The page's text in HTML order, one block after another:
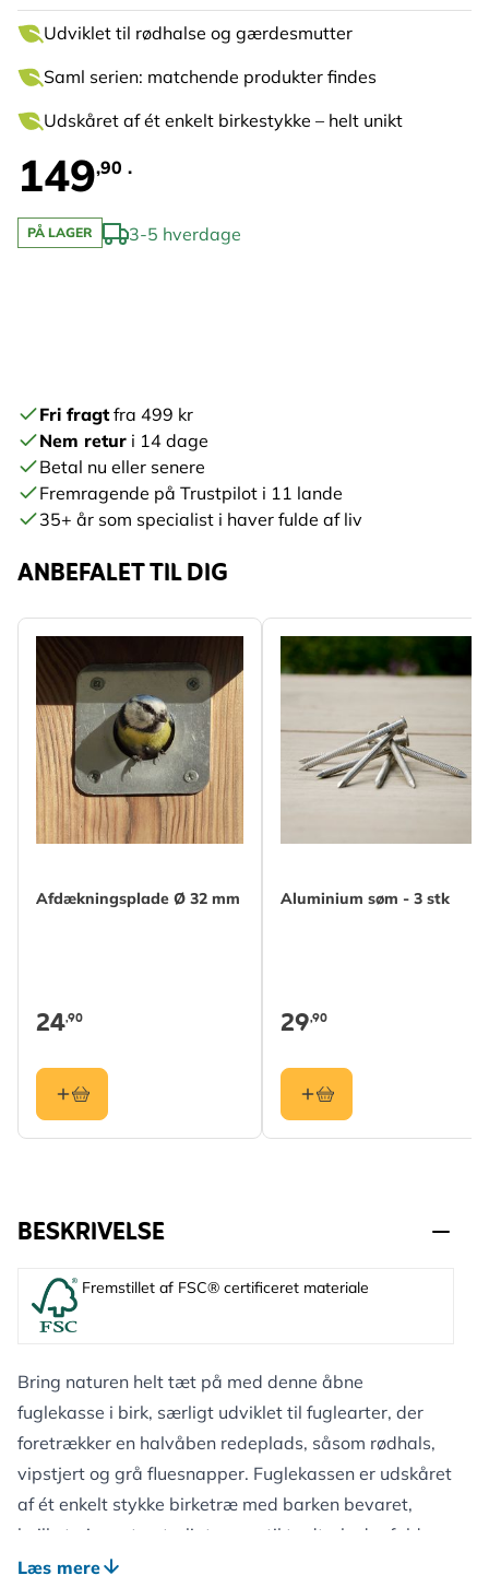
Udviklet til rødhalse og gærdesmutter
Saml serien: matchende produkter findes
Udskåret af ét enkelt birkestykke – helt unikt
149,90 .
PÅ LAGER 3-5 hverdage
Fri fragtfra 499 kr
Nem retur i 14 dage
Betal nu eller senere
Fremragende på Trustpilot i 11 lande
35+ år som specialist i haver fulde af liv
ANBEFALET TIL DIG
Afdækningsplade Ø 32 mm
24,90
Aluminium søm - 3 stk
29,90
BESKRIVELSE
Fremstillet af FSC® certificeret materiale
Bring naturen helt tæt på med denne åbne
fuglekasse i birk, særligt udviklet til fuglearter, der
foretrækker en halvåben redeplads, såsom rødhals,
vipstjert og grå fluesnapper. Fuglekassen er udskåret
af ét enkelt stykke birketræ med barken bevaret,
hvilket giver et naturligt og rustikt udtryk, der falder
smukt ind i haven, på altanen eller ved husmuren.
Læs mere